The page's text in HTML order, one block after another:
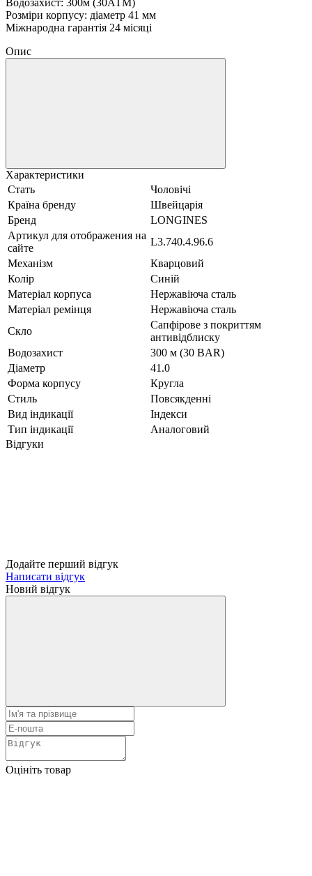
Розміри корпусу: діаметр 41 мм
Міжнародна гарантія 24 місяці
Опис
Характеристики
Стать
Чоловічі
Країна бренду
Швейцарія
Бренд
LONGINES
Артикул для отображения на
сайте
L3.740.4.96.6
Механізм
Кварцовий
Колір
Синій
Матеріал корпуса
Нержавіюча сталь
Матеріал ремінця
Нержавіюча сталь
Скло
Сапфірове з покриттям
антивідблиску
Водозахист
300 м (30 BAR)
Діаметр
41.0
Форма корпусу
Кругла
Стиль
Повсякденні
Вид індикації
Індекси
Тип індикації
Аналоговий
Відгуки
Додайте перший відгук
Написати відгук
Новий відгук
Оцініть товар